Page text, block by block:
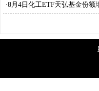
材料
·8月4日化工ETF天弘基金份额
料